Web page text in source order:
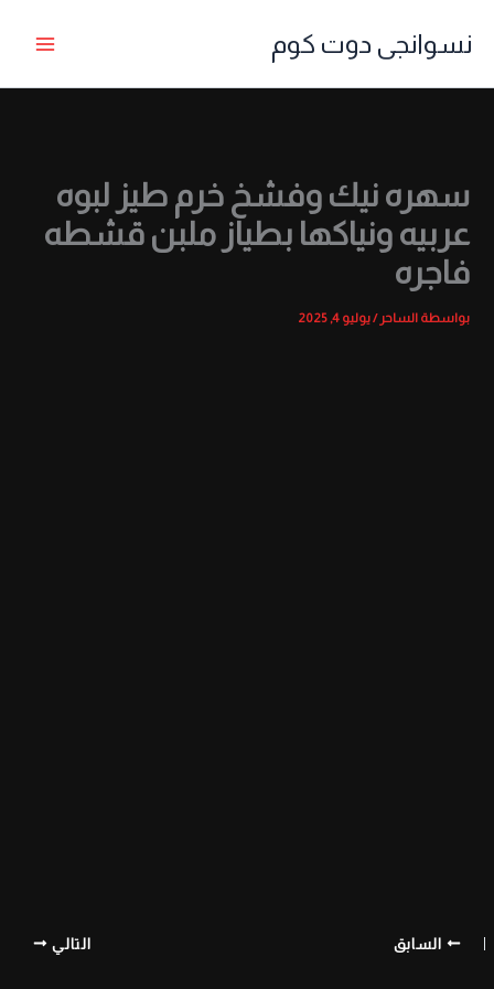
نسوانجى دوت كوم
سهره نيك وفشخ خرم طيز لبوه
عربيه ونياكها بطياز ملبن قشطه
فاجره
بواسطة الساحر/يوليو 4, 2025
السابق التالي